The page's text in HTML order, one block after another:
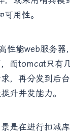
用性。
性能web服务器
而tomcat只有
，再分发到后
升并发能力。
是在进行扣减